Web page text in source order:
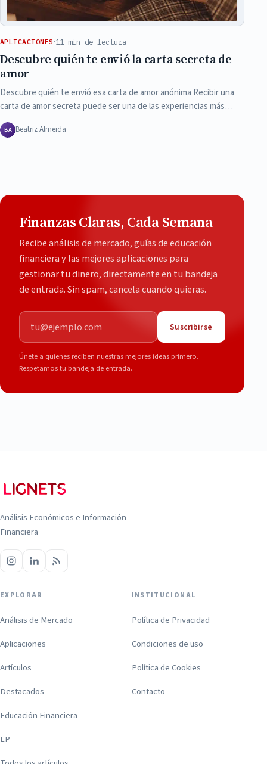
APLICACIONES 11 min de lectura
Descubre quién te envió la carta secreta de
amor
Descubre quién te envió esa carta de amor anónima Recibir una
carta de amor secreta puede ser una de las experiencias más…
BA Beatriz Almeida
Finanzas Claras, Cada Semana
Recibe análisis de mercado, guías de educación
financiera y las mejores aplicaciones para
gestionar tu dinero, directamente en tu bandeja
de entrada. Sin spam, cancela cuando quieras.
Correo electrónico
Suscribirse
Únete a quienes reciben nuestras mejores ideas primero.
Respetamos tu bandeja de entrada.
Análisis Económicos e Información
Financiera
EXPLORAR
Análisis de Mercado
Aplicaciones
Artículos
Destacados
Educación Financiera
LP
INSTITUCIONAL
Política de Privacidad
Condiciones de uso
Política de Cookies
Contacto